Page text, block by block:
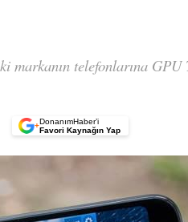
telefonlarına
+DonanımHaber’i
Favori Kaynağın Yap